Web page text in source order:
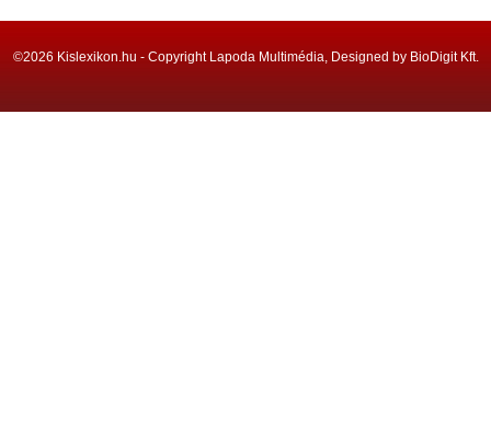
©2026 Kislexikon.hu - Copyright Lapoda Multimédia, Designed by BioDigit Kft.